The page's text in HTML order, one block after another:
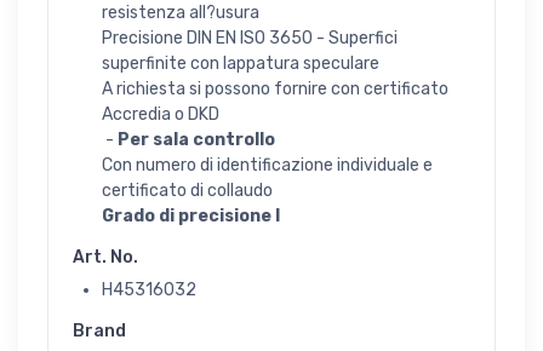
resistenza all?usura
Precisione DIN EN ISO 3650 - Superfici
superfinite con lappatura speculare
A richiesta si possono fornire con certificato
Accredia o DKD
- Per sala controllo
Con numero di identificazione individuale e
certificato di collaudo
Grado di precisione I
Art. No.
H45316032
Brand